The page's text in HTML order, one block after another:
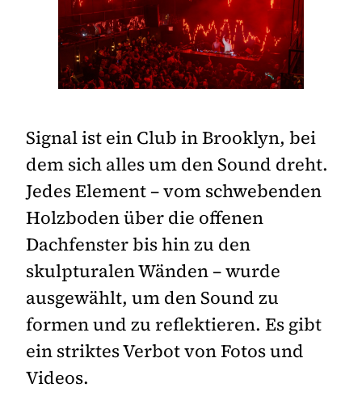
Signal ist ein Club in Brooklyn, bei
dem sich alles um den Sound dreht.
Jedes Element – ​​vom schwebenden
Holzboden über die offenen
Dachfenster bis hin zu den
skulpturalen Wänden – wurde
ausgewählt, um den Sound zu
formen und zu reflektieren. Es gibt
ein striktes Verbot von Fotos und
Videos.